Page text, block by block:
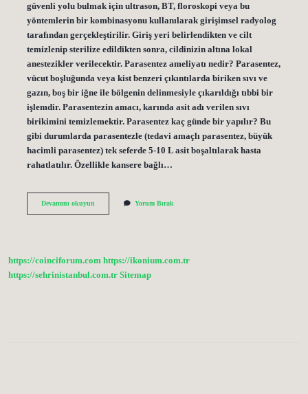
güvenli yolu bulmak için ultrason, BT, floroskopi veya bu
yöntemlerin bir kombinasyonu kullanılarak girişimsel radyolog
tarafından gerçekleştirilir. Giriş yeri belirlendikten ve cilt
temizlenip sterilize edildikten sonra, cildinizin altına lokal
anestezikler verilecektir. Parasentez ameliyatı nedir? Parasentez,
vücut boşluğunda veya kist benzeri çıkıntılarda biriken sıvı ve
gazın, boş bir iğne ile bölgenin delinmesiyle çıkarıldığı tıbbi bir
işlemdir. Parasentezin amacı, karında asit adı verilen sıvı
birikimini temizlemektir. Parasentez kaç günde bir yapılır? Bu
gibi durumlarda parasentezle (tedavi amaçlı parasentez, büyük
hacimli parasentez) tek seferde 5-10 L asit boşaltılarak hasta
rahatlatılır. Özellikle kansere bağlı…
Devamını okuyunParasentez
Yorum Bırak
https://coinciforum.com https://ikonium.com.tr
https://sehrinistanbul.com.tr Sitemap